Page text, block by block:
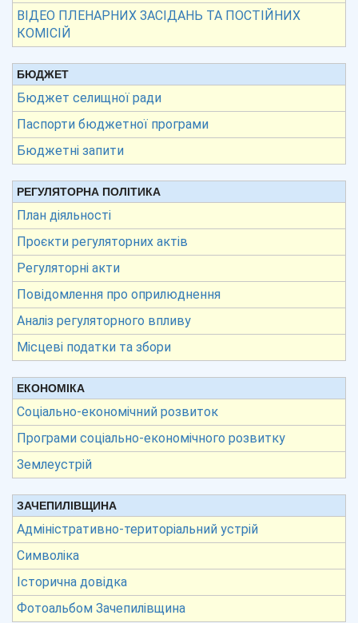
ВІДЕО ПЛЕНАРНИХ ЗАСІДАНЬ ТА ПОСТІЙНИХ
КОМІСІЙ
БЮДЖЕТ
Бюджет селищної ради
Паспорти бюджетної програми
Бюджетні запити
РЕГУЛЯТОРНА ПОЛІТИКА
План діяльності
Проєкти регуляторних актів
Регуляторні акти
Повідомлення про оприлюднення
Аналіз регуляторного впливу
Місцеві податки та збори
ЕКОНОМІКА
Соціально-економічний розвиток
Програми соціально-економічного розвитку
Землеустрій
ЗАЧЕПИЛІВЩИНА
Адміністративно-територіальний устрій
Символіка
Історична довідка
Фотоальбом Зачепилівщина